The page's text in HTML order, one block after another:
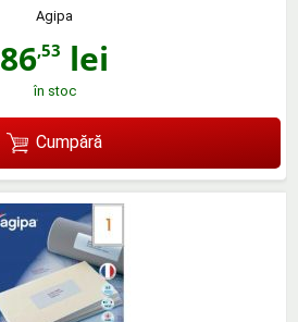
Agipa
86,53 lei
în stoc
Cumpără